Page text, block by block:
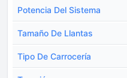
Potencia Del Sistema
Tamaño De Llantas
Tipo De Carrocería